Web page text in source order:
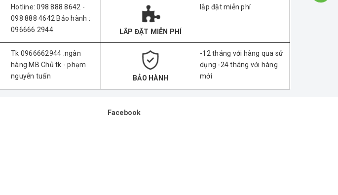
Hotline: 098 888 8642 -
098 888 4642 Bảo hành :
096666 2944
LẮP ĐẶT MIỄN PHÍ
lắp đặt miễn phí
Tk 0966662944 .ngân
hàng MB Chủ tk - phạm
nguyễn tuấn
BẢO HÀNH
-12 tháng với hàng qua sử
dụng -24 tháng với hàng
mới
Facebook